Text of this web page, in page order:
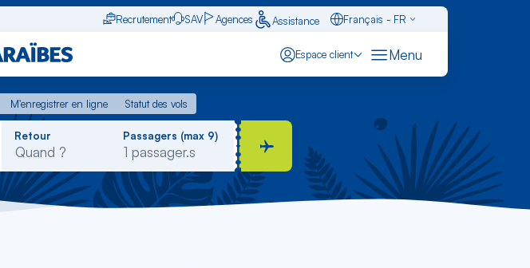
Recrutement SAV Agences Assistance
Français - FR
Espace client Menu
M'enregistrer en ligne
Statut des vols
M'enregistrer en ligne Statut des vols
Retour Passagers (max 9)